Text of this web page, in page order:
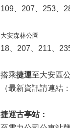
109、207、253、
大安森林公園
18、207、211、
搭乘捷運至大安區
（最新資訊請連結：
捷運古亭站：